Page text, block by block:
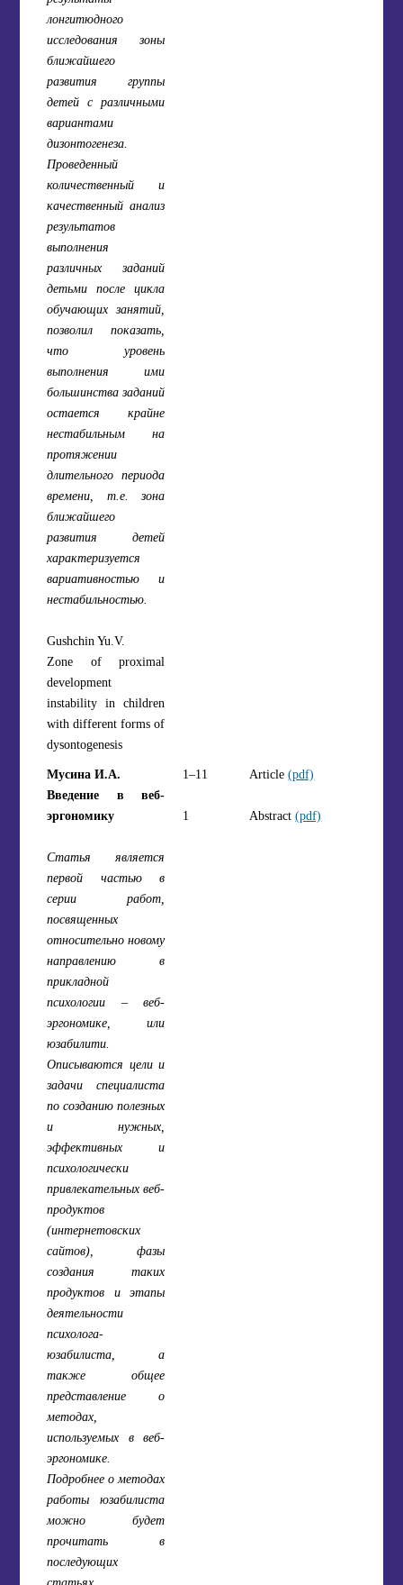
лонгитюдного
исследования зоны
ближайшего
развития группы
детей с различными
вариантами
дизонтогенеза.
Проведенный
количественный и
качественный анализ
результатов
выполнения
различных заданий
детьми после цикла
обучающих занятий,
позволил показать,
что уровень
выполнения ими
большинства заданий
остается крайне
нестабильным на
протяжении
длительного периода
времени, т.е. зона
ближайшего
развития детей
характеризуется
вариативностью и
нестабильностью.
Gushchin Yu.V.
Zone of proximal
development
instability in children
with different forms of
dysontogenesis
Мусина И.А.
Введение в веб-
эргономику
Статья является
первой частью в
серии работ,
посвященных
относительно новому
направлению в
прикладной
психологии – веб-
эргономике, или
юзабилити.
Описываются цели и
задачи специалиста
по созданию полезных
и нужных,
эффективных и
психологически
привлекательных веб-
продуктов
(интернетовских
сайтов), фазы
создания таких
продуктов и этапы
деятельности
психолога-
юзабилиста, а
также общее
представление о
методах,
используемых в веб-
эргономике.
Подробнее о методах
работы юзабилиста
можно будет
прочитать в
последующих
статьях.
1–11
1
Article(pdf)
Abstract(pdf)